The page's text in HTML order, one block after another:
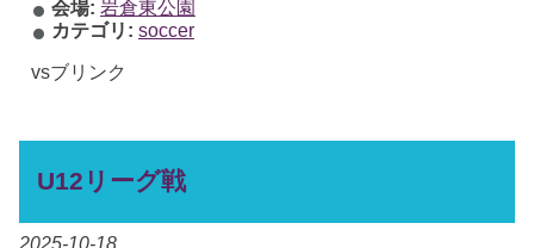
会場: 岩倉東公園
カテゴリ: soccer
vsブリンク
U12リーグ戦
2025-10-18